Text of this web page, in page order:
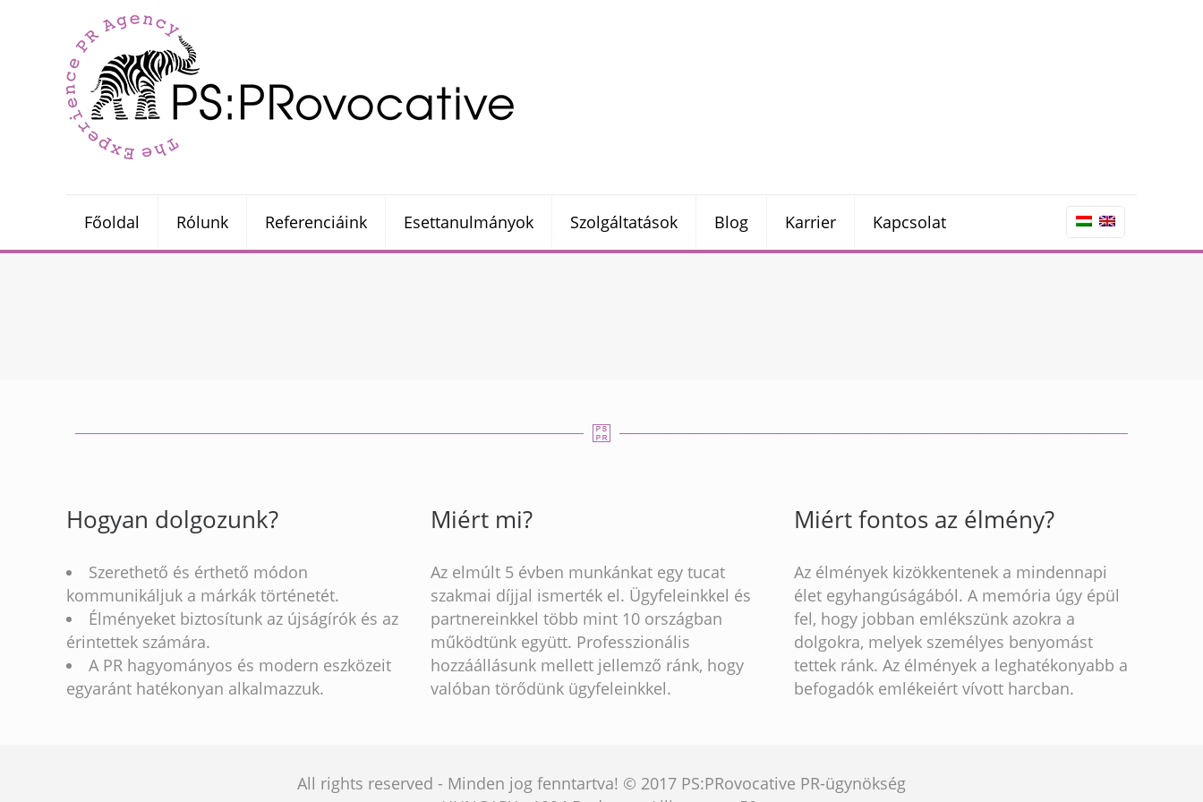
Főoldal Rólunk Referenciáink Esettanulmányok Szolgáltatások Blog Karrier Kapcsolat
Hogyan dolgozunk?
Szerethető és érthető módon
kommunikáljuk a márkák történetét.
Élményeket biztosítunk az újságírók és az
érintettek számára.
A PR hagyományos és modern eszközeit
egyaránt hatékonyan alkalmazzuk.
Miért mi?
Az elmúlt 5 évben munkánkat egy tucat
szakmai díjjal ismerték el. Ügyfeleinkkel és
partnereinkkel több mint 10 országban
működtünk együtt. Professzionális
hozzáállásunk mellett jellemző ránk, hogy
valóban törődünk ügyfeleinkkel.
Miért fontos az élmény?
Az élmények kizökkentenek a mindennapi
élet egyhangúságából. A memória úgy épül
fel, hogy jobban emlékszünk azokra a
dolgokra, melyek személyes benyomást
tettek ránk. Az élmények a leghatékonyabb a
befogadók emlékeiért vívott harcban.
All rights reserved - Minden jog fenntartva! © 2017 PS:PRovocative PR-ügynökség